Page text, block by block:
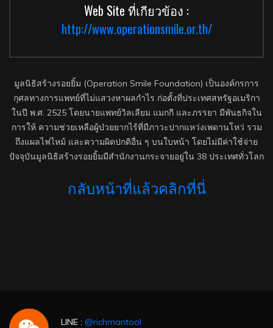
Web Site ที่เกียวข้อง :
http://www.operationsmile.or.th/
มูลนิธิสร้างรอยยิ้ม (Operation Smile Foundation) เป็นองค์กรการ
กุศลทางการแพทย์ที่ไม่แสวงหาผลกำไร ก่อตั้งที่ประเทศสหรัฐอเมริกา
ในปี พ.ศ. 2525 โดยนายแพทย์วิลเลียม แมกกี และภรรยา มีพันธกิจใน
การให้ ความช่วยเหลือผู้ป่วยยากไร้ที่มีภาวะปากแหว่งเพดานโหว่ รวม
ถึงแผลไฟไหม้ และความผิดปกติอื่น ๆ บนใบหน้า โดยไม่มีค่าใช้จ่าย
ปัจจุบันมูลนิธิสร้างรอยยิ้มมีสำนักงานกระจายอยู่ใน 38 ประเทศทั่วโลก
กลับหน้าที่แล้วคลิกที่นี่
LINE : @richmantool